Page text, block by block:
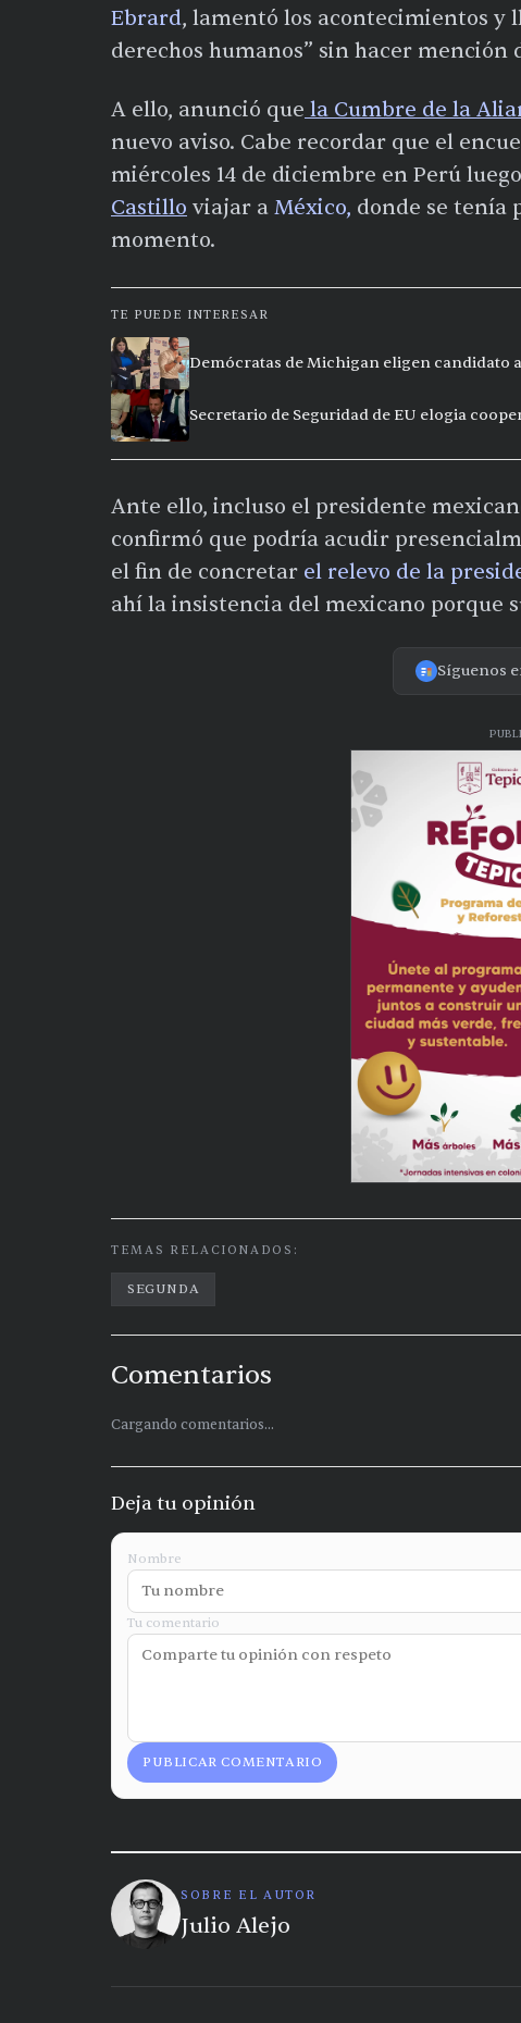
Ebrard, lamentó los acontecimientos y
derechos humanos” sin hacer
A ello, anunció que la Cumbre de la
nuevo aviso. Cabe recordar que el
miércoles 14 de diciembre en Perú
Castillo viajar a México, donde se tenía
momento.
TE PUEDE INTERESAR
Demócratas de Michigan eligen candidato
Secretario de Seguridad de EU elogia
Ante ello, incluso el presidente
confirmó que podría acudir
el fin de concretar el relevo de la
ahí la insistencia del mexicano porque
Síguenos
TEMAS RELACIONADOS:
SEGUNDA
Comentarios
Cargando comentarios...
Deja tu opinión
Nombre
Tu comentario
PUBLICAR COMENTARIO
SOBRE EL AUTOR
Julio Alejo